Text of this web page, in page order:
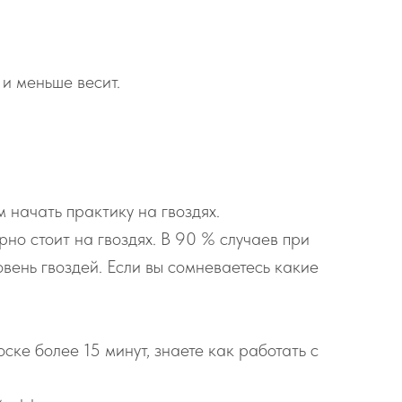
меньше весит.
практику на гвоздях.
стоит на гвоздях. В 90 % случаев при
гвоздей. Если вы сомневаетесь какие
более 15 минут, знаете как работать с